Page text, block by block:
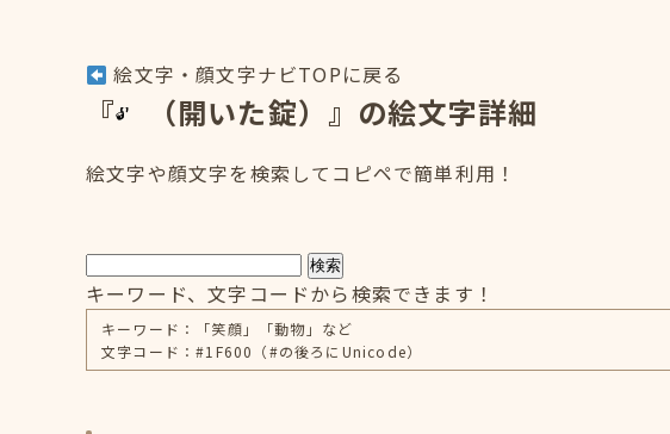
絵文字・顔文字ナビTOPに戻る
『 （開いた錠）』の絵文字詳細
絵文字や顔文字を検索してコピペで簡単利用！
検索
キーワード、文字コードから検索できます！
キーワード：「笑顔」「動物」など
文字コード：#1F600（#の後ろにUnicode）